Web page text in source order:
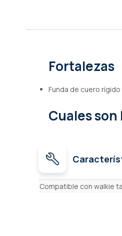
Fortalezas
Funda de cuero
Cuales
Características
Compatible con walkie